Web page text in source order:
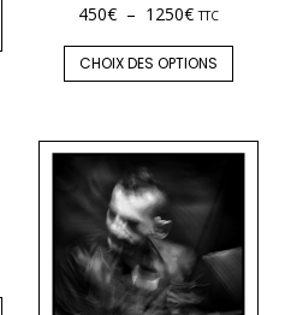
450€ – 1250€ TTC
CHOIX DES OPTIONS